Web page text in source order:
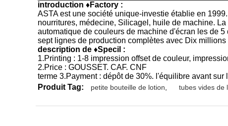
introduction ♦Factory :
ASTA est une société unique-investie établie en
nourritures, médecine, Silicagel, huile de machine.
automatique de couleurs de machine d'écran les de
sept lignes de production complètes avec Dix
description de ♦Specil :
1.Printing : 1-8 impression offset de couleur,
2.Price : GOUSSET. CAF. CNF
terme 3.Payment : dépôt de 30%. l'équilibre avant sur
Produit Tag:
petite bouteille de lotion tubes vides de